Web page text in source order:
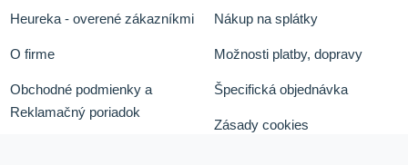
Heureka - overené zákazníkmi
O firme
Obchodné podmienky a
Reklamačný poriadok
Nákup na splátky
Možnosti platby, dopravy
Špecifická objednávka
Zásady cookies